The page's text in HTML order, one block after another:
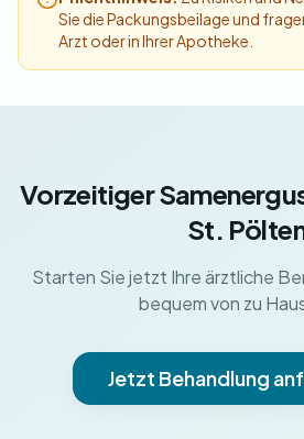
Sie die Packungsbeilage und
Arzt oder in Ihrer Apotheke.
Vorzeitiger
St.
Starten Sie jetzt Ihre ärztliche
bequem von zu
Jetzt Behandlung